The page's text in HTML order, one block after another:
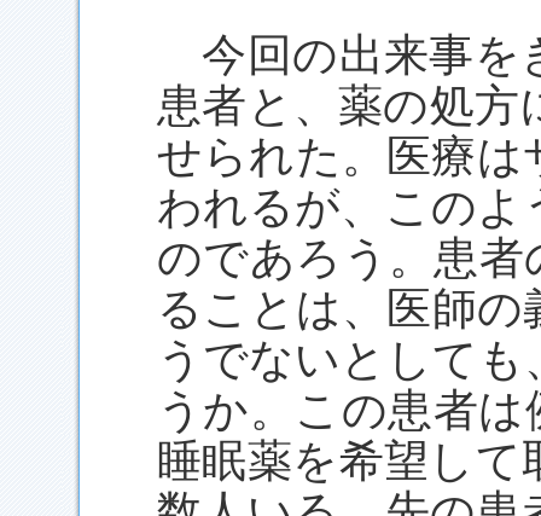
今回の出来事を
患者と、薬の処
せられた。医療は
われるが、この
のであろう。患
ることは、医師
うでないとして
うか。この患者
睡眠薬を希望し